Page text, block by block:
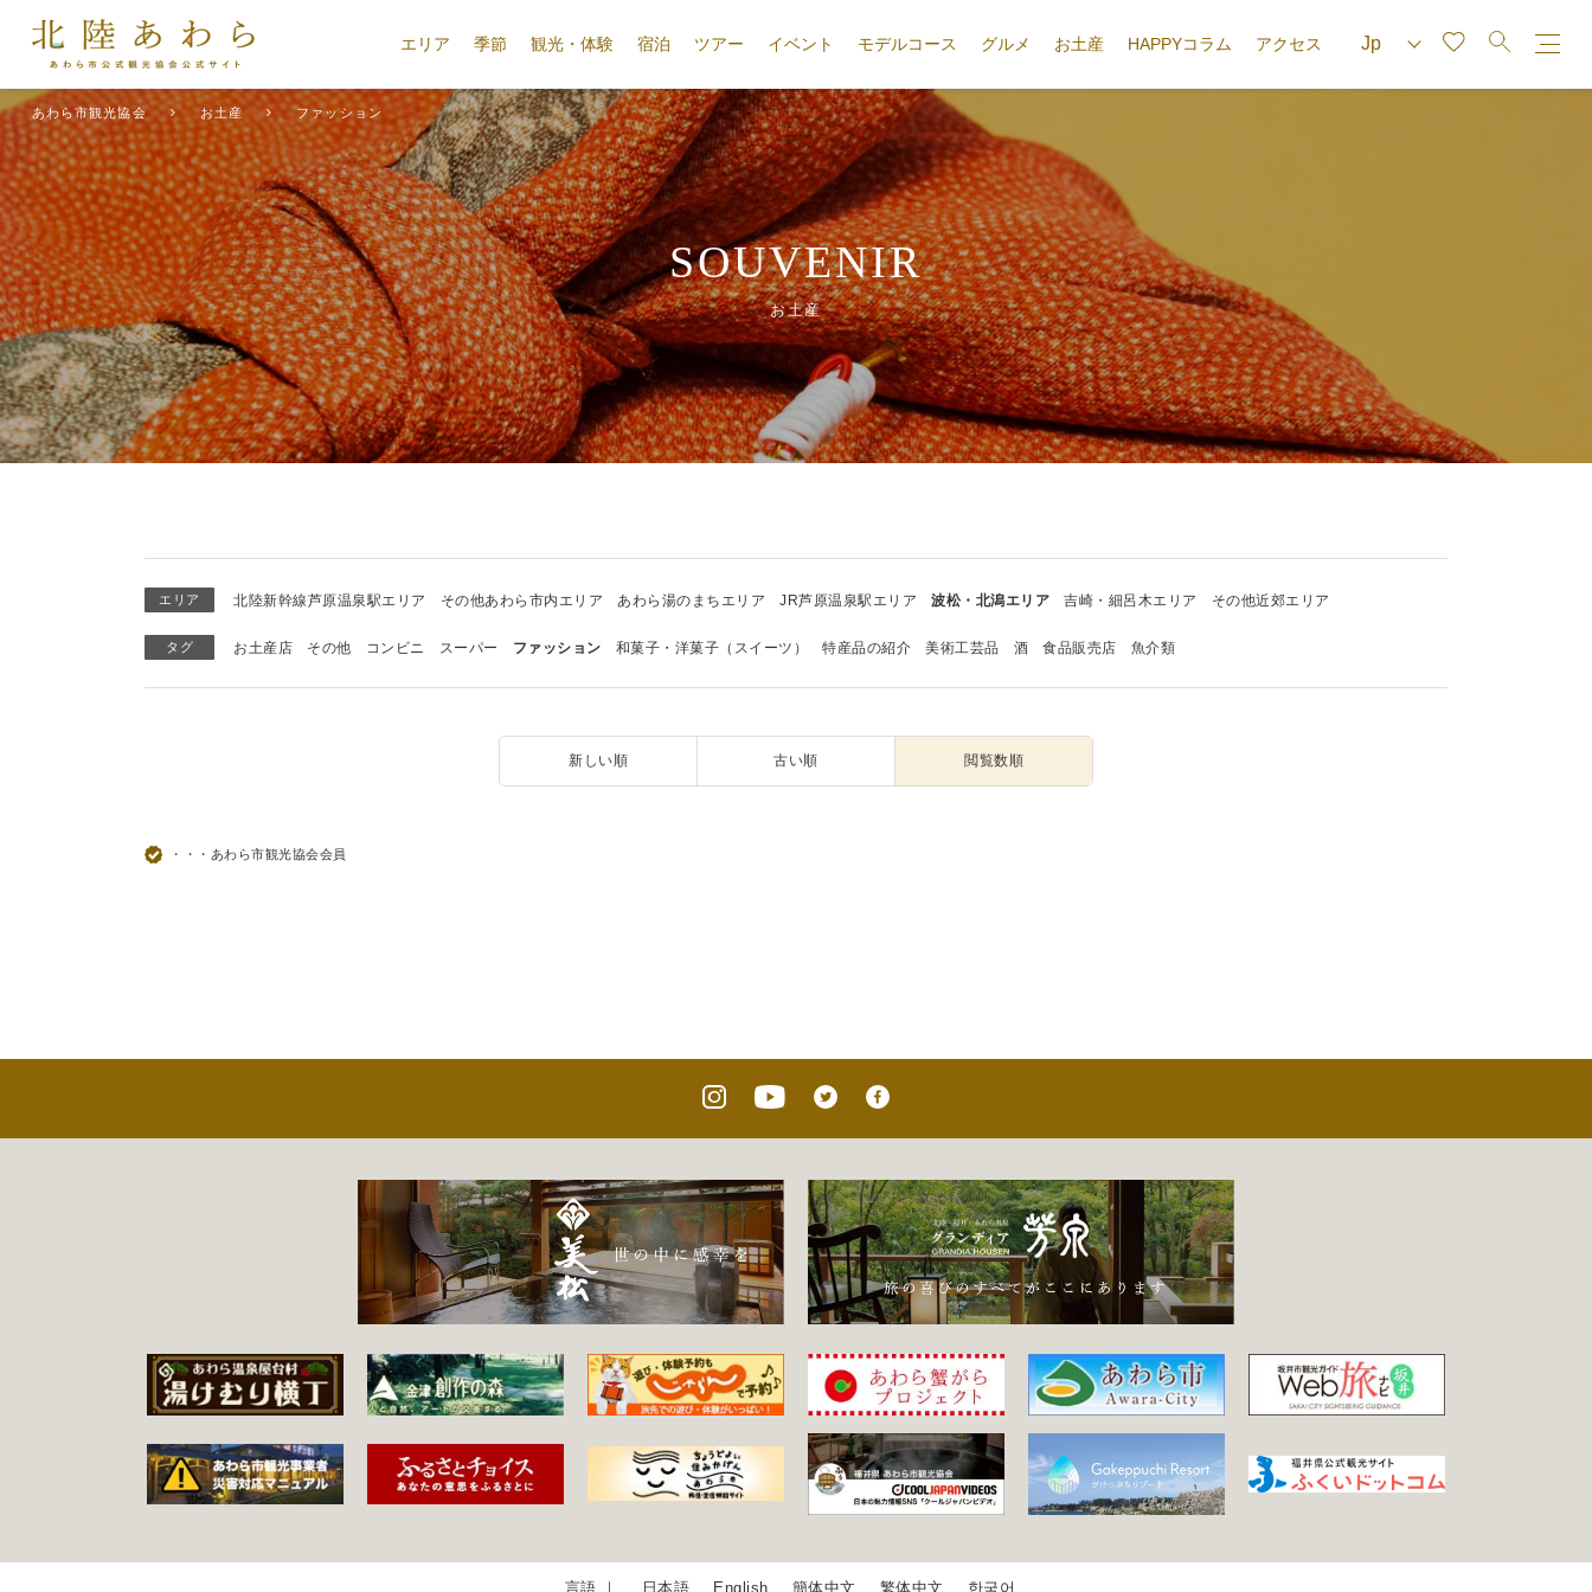
エリア 季節 観光・体験 宿泊 ツアー イベント モデルコース グルメ お土産 HAPPYコラム アクセス
あわら市観光協会 お土産 ファッション
SOUVENIR
お土産
エリア 北陸新幹線芦原温泉駅エリア その他あわら市内エリア あわら湯のまちエリア JR芦原温泉駅エリア 波松・北潟エリア 吉崎・細呂木エリア その他近郊エリア
タグ お土産店 その他 コンビニ スーパー ファッション 和菓子・洋菓子（スイーツ） 特産品の紹介 美術工芸品 酒 食品販売店 魚介類
新しい順 古い順 閲覧数順
・・・あわら市観光協会会員
日本語 English 簡体中文 繁体中文 한국어